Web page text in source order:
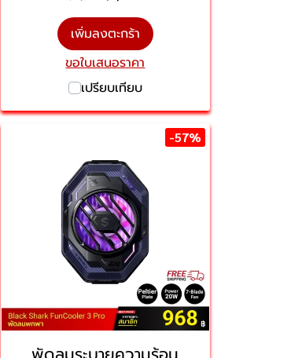
เพิ่มลงตะกร้า
ขอใบเสนอราคา
เปรียบเทียบ
-57%